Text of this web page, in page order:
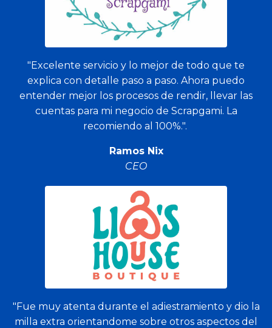
"Excelente servicio y lo mejor de todo que te
explica con detalle paso a paso. Ahora puedo
entender mejor los procesos de rendir, llevar las
cuentas para mi negocio de Scrapgami. La
recomiendo al 100%.".
Ramos Nix
CEO
"Fue muy atenta durante el adiestramiento y dio la
milla extra orientandome sobre otros aspectos del